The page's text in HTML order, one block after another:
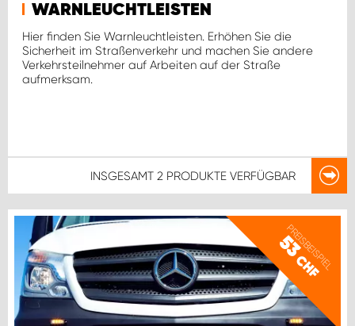
WARNLEUCHTLEISTEN
Hier finden Sie Warnleuchtleisten. Erhöhen Sie die
Sicherheit im Straßenverkehr und machen Sie andere
Verkehrsteilnehmer auf Arbeiten auf der Straße
aufmerksam.
INSGESAMT 2 PRODUKTE VERFÜGBAR
PREISBEISPIEL
53
CHF